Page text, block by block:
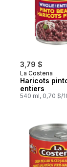
3,79 $
La Costena
Haricots
entiers
540 ml, 0,70 $/